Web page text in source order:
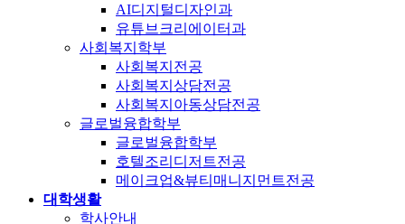
AI디지털디자인과
유튜브크리에이터과
사회복지학부
사회복지전공
사회복지상담전공
사회복지아동상담전공
글로벌융합학부
글로벌융합학부
호텔조리디저트전공
메이크업&뷰티매니지먼트전공
대학생활
학사안내